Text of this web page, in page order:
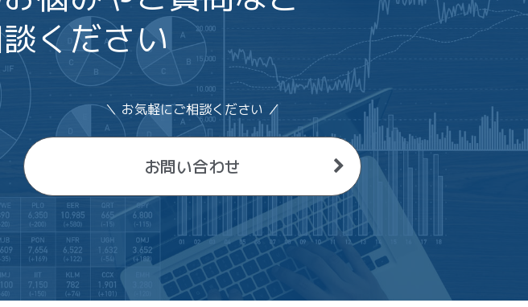
ください
＼ お気軽にご相談ください ／
お問い合わせ